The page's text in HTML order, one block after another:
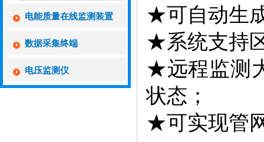
电能质量在线监测装置
数据采集终端
电压监测仪
★可自动生
★系统支持
★远程监测
状态；
★可实现管